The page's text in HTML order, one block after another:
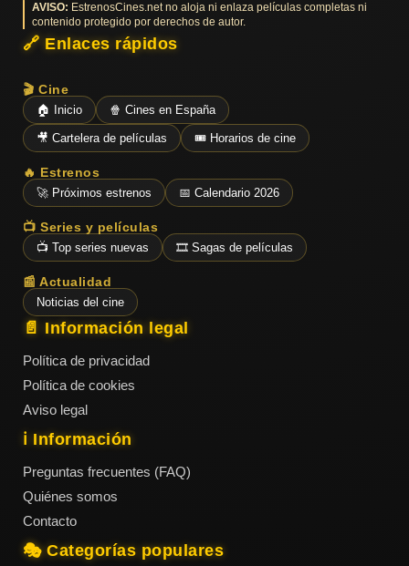
AVISO: EstrenosCines.net no aloja ni enlaza películas completas ni
contenido protegido por derechos de autor.
🔗 Enlaces rápidos
🎬 Cine
🏠 Inicio 🍿 Cines en España
🎥 Cartelera de películas 🎟️ Horarios de cine
🔥 Estrenos
🚀 Próximos estrenos 📅 Calendario 2026
📺 Series y películas
📺 Top series nuevas 🎞️ Sagas de películas
📰 Actualidad
Noticias del cine
📄 Información legal
Política de privacidad
Política de cookies
Aviso legal
ℹ️ Información
Preguntas frecuentes (FAQ)
Quiénes somos
Contacto
🎭 Categorías populares